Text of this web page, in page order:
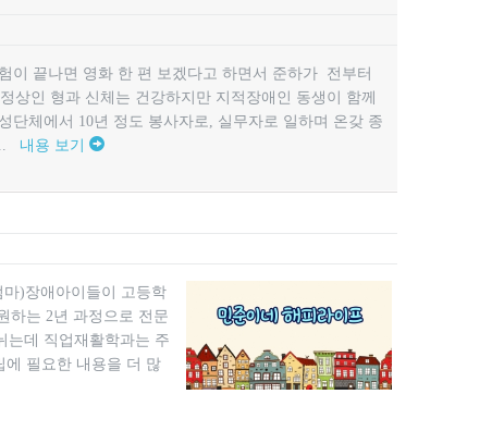
이 끝나면 영화 한 편 보겠다고 하면서 준하가 전부터
인 형과 신체는 건강하지만 지적장애인 동생이 함께
단체에서 10년 정도 봉사자로, 실무자로 일하며 온갖 종
내용 보기
)장애아이들이 고등학
하는 2년 과정으로 전문
는데 직업재활학과는 주
에 필요한 내용을 더 많